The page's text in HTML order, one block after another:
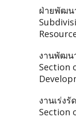
ฝ่ายพัฒน
งานพัฒน
Section
งานเร่งรั
Section